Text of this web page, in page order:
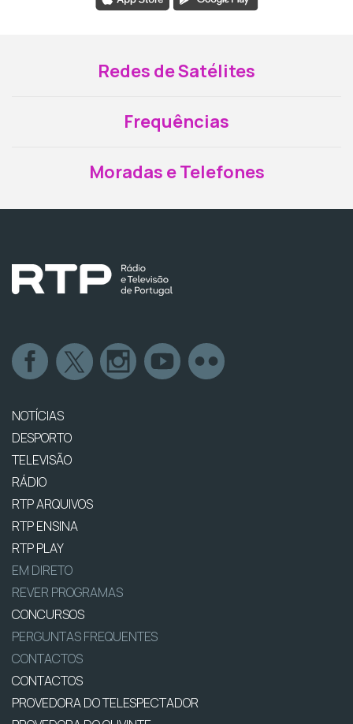
Redes de Satélites
Frequências
Moradas e Telefones
NOTÍCIAS
DESPORTO
TELEVISÃO
RÁDIO
RTP ARQUIVOS
RTP ENSINA
RTP PLAY
EM DIRETO
REVER PROGRAMAS
CONCURSOS
PERGUNTAS FREQUENTES
CONTACTOS
CONTACTOS
PROVEDORA DO TELESPECTADOR